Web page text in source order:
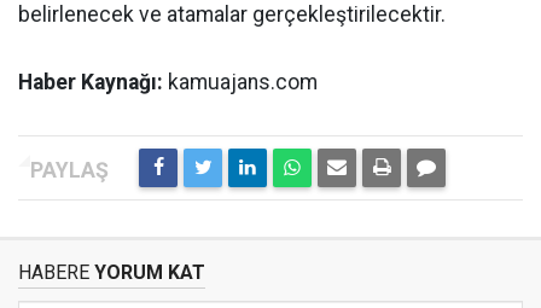
belirlenecek ve atamalar gerçekleştirilecektir.
Haber Kaynağı: kamuajans.com
HABERE YORUM KAT